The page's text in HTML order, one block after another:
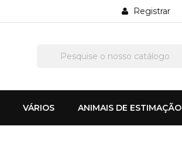
Registrar
VÁRIOS ANIMAIS DE ESTIMAÇÃO